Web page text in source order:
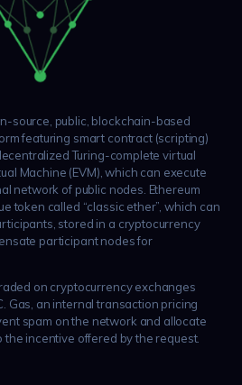
source, public, blockchain-based
featuring smart contract (scripting)
Turing-complete virtual
Machine (EVM), which can execute
network of public nodes. Ethereum
token called “classic ether”, which can
stored in a cryptocurrency
participant nodes for
on cryptocurrency exchanges
Gas, an internal transaction pricing
spam on the network and allocate
incentive offered by the request.